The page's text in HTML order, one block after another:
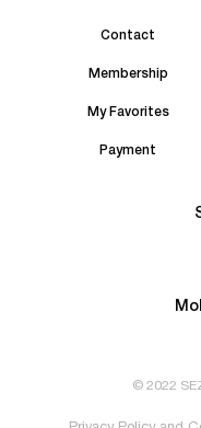
Contact
Membership
My Favorites
Payment
© 2022